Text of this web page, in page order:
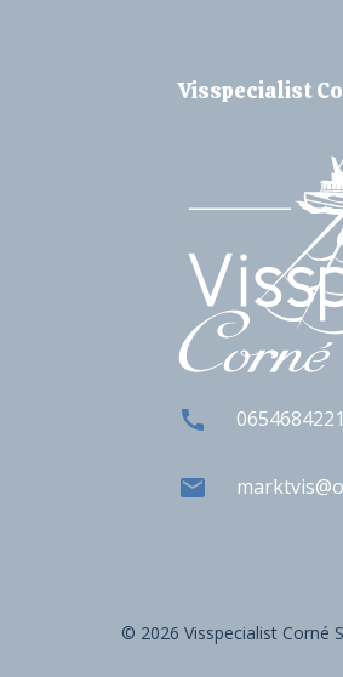
Visspecialist
0654684221
© 2026 Visspecialist Corné